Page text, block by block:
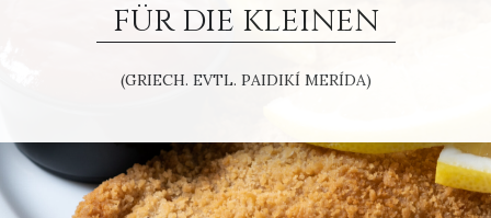
FÜR DIE KLEINEN
(GRIECH. EVTL. PAIDIKÍ MERÍDA)